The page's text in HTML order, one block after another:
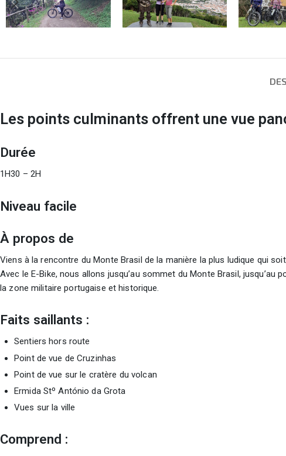
Les points culminants offrent une vue
Durée
1H30 – 2H
Niveau facile
À propos de
Viens à la rencontre du Monte Brasil de la manière la plus ludique qui
Avec le E-Bike, nous allons jusqu’au sommet du Monte Brasil,
la zone militaire portugaise et historique.
Faits saillants :
Sentiers hors route
Point de vue de Cruzinhas
Point de vue sur le cratère du volcan
Ermida Stº António da Grota
Vues sur la ville
Comprend :